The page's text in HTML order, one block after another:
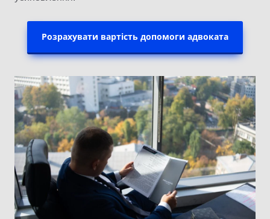
Розрахувати вартість допомоги адвоката